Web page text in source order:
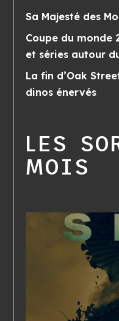
Sa Majesté des
Coupe du monde
et séries autour
La fin d’Oak
dinos énervés
LES
MOIS